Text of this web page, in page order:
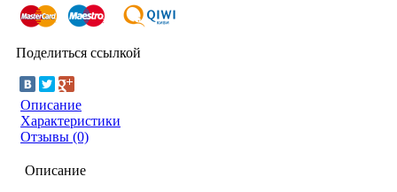
Поделиться ссылкой
Описание
Характеристики
Отзывы (0)
Описание